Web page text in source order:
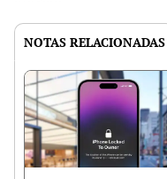
NOTAS RELACIONADAS